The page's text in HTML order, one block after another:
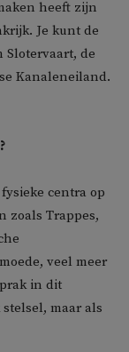
heeft zijn
Je kunt de
de
Kanaleneiland.
centra op
zoals Trappes,
veel meer
in dit
maar als